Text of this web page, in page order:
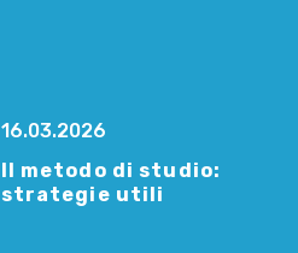
16.03.2026
Il metodo di studio:
strategie utili